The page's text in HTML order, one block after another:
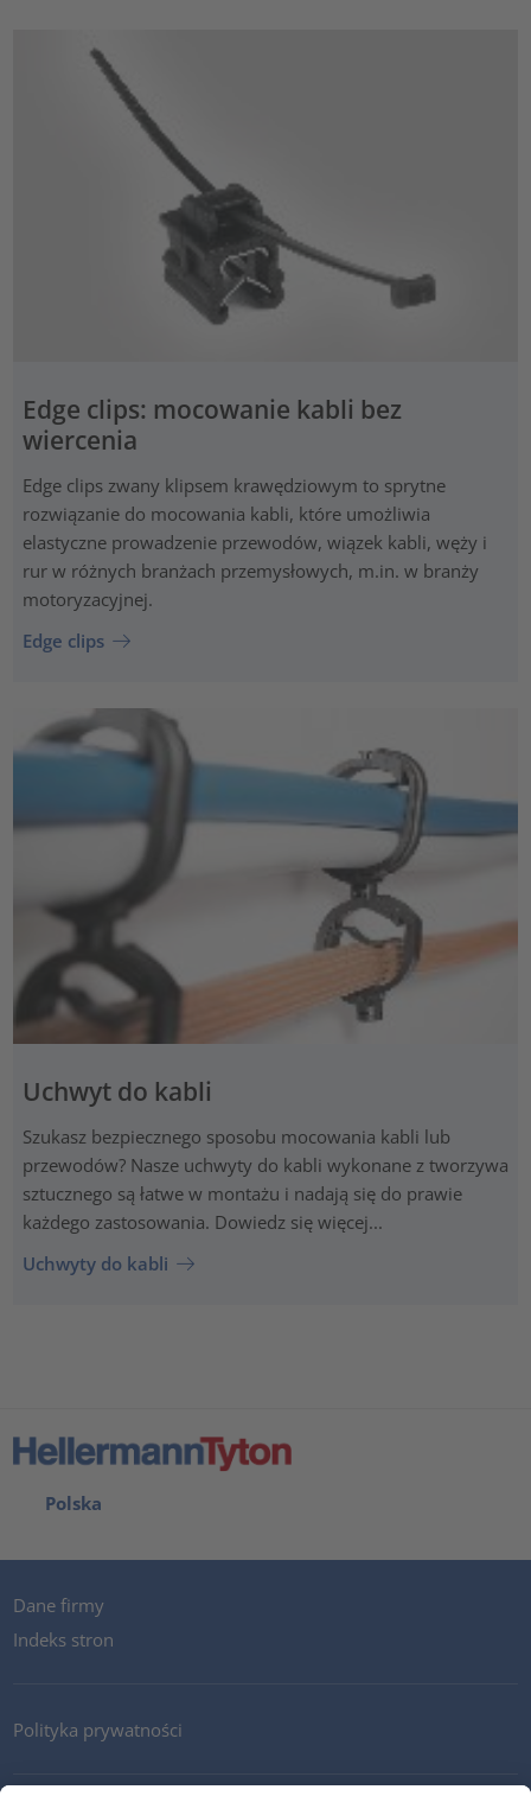
Edge clips: mocowanie kabli bez
wiercenia
Edge clips zwany klipsem krawędziowym to sprytne
rozwiązanie do mocowania kabli, które umożliwia
elastyczne prowadzenie przewodów, wiązek kabli, węży i
rur w różnych branżach przemysłowych, m.in. w branży
motoryzacyjnej.
Edge clips
Uchwyt do kabli
Szukasz bezpiecznego sposobu mocowania kabli lub
przewodów? Nasze uchwyty do kabli wykonane z tworzywa
sztucznego są łatwe w montażu i nadają się do prawie
każdego zastosowania. Dowiedz się więcej...
Uchwyty do kabli
Polska
Dane firmy
Indeks stron
Polityka prywatności